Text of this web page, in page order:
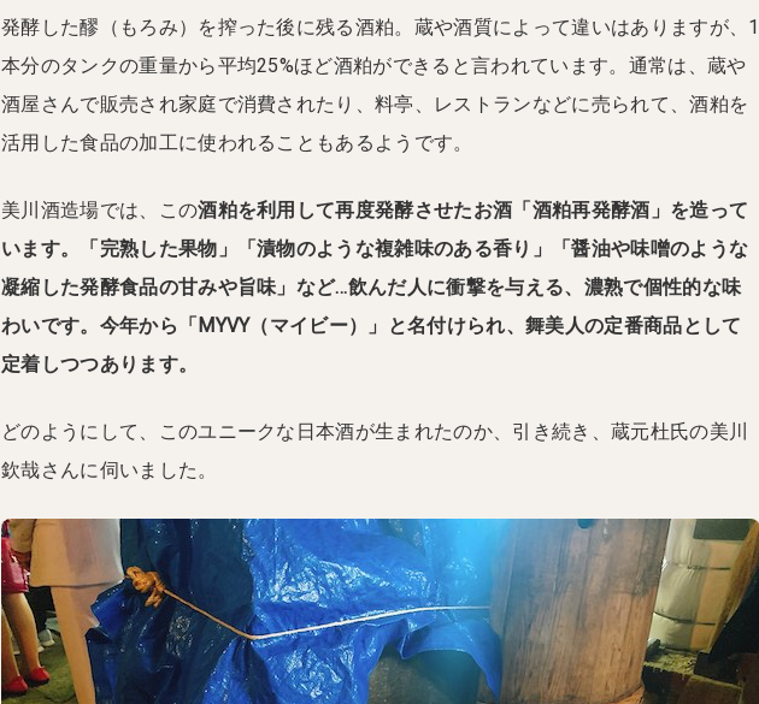
発酵した醪（もろみ）を搾った後に残る酒粕。蔵や酒質によって違いはありますが、1
本分のタンクの重量から平均25%ほど酒粕ができると言われています。通常は、蔵や
酒屋さんで販売され家庭で消費されたり、料亭、レストランなどに売られて、酒粕を
活用した食品の加工に使われることもあるようです。
美川酒造場では、この酒粕を利用して再度発酵させたお酒「酒粕再発酵酒」 を造って
います。「完熟した果物」「漬物のような複雑味のある香り」「醤油や味噌のような
凝縮した発酵食品の甘みや旨味」など…飲んだ人に衝撃を与える、濃熟で個性的な味
わいです。今年から 「MYVY（マイビー）」と名付けられ、舞美人の定番商品として
定着しつつあります。
どのようにして、このユニークな日本酒が生まれたのか、引き続き、蔵元杜氏の美川
欽哉さんに伺いました。